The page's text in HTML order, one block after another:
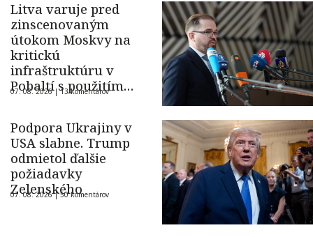
Litva varuje pred
zinscenovaným
útokom Moskvy na
kritickú
infraštruktúru v
Pobaltí s použitím
ukrajinského dronu
07. 08. 2026 |13 komentárov
Podpora Ukrajiny v
USA slabne. Trump
odmietol ďalšie
požiadavky
Zelenského
07. 08. 2026 |50 komentárov